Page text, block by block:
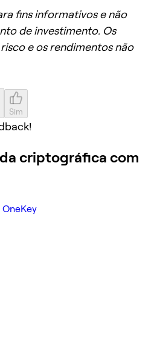
fins informativos e não
de investimento. Os
e os rendimentos não
Sim
criptográfica com